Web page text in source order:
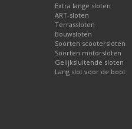
Extra lange sloten
ART-sloten
Terrassloten
Bouwsloten
Soorten scootersloten
Soorten motorsloten
Gelijksluitende sloten
Lang slot voor de boot